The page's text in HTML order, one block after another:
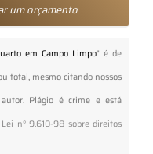
um orçamento
em Campo Limpo" é de
total, mesmo citando nossos
Plágio é crime e está
Lei n° 9.610-98 sobre direitos